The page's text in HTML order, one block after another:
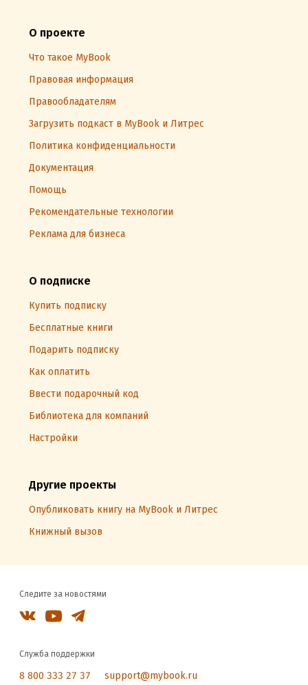
О проекте
Что такое MyBook
Правовая информация
Правообладателям
Загрузить подкаст в MyBook и Литрес
Политика конфиденциальности
Документация
Помощь
Рекомендательные технологии
Реклама для бизнеса
О подписке
Купить подписку
Бесплатные книги
Подарить подписку
Как оплатить
Ввести подарочный код
Библиотека для компаний
Настройки
Другие проекты
Опубликовать книгу на MyBook и Литрес
Книжный вызов
Следите за новостями
Служба поддержки
8 800 333 27 37 support@mybook.ru